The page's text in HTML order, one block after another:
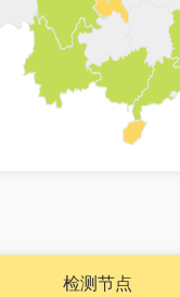
检测节点